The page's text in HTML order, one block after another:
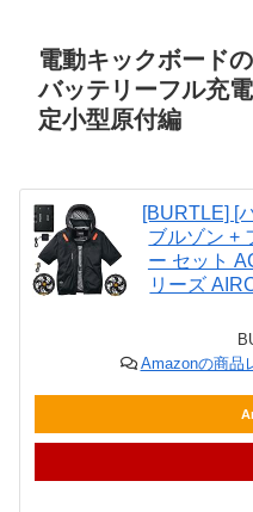
電動キックボード
バッテリーフル充
定小型原付編
[BURTLE] [
ブルゾン +
ー セット
リーズ
Amazonの商品